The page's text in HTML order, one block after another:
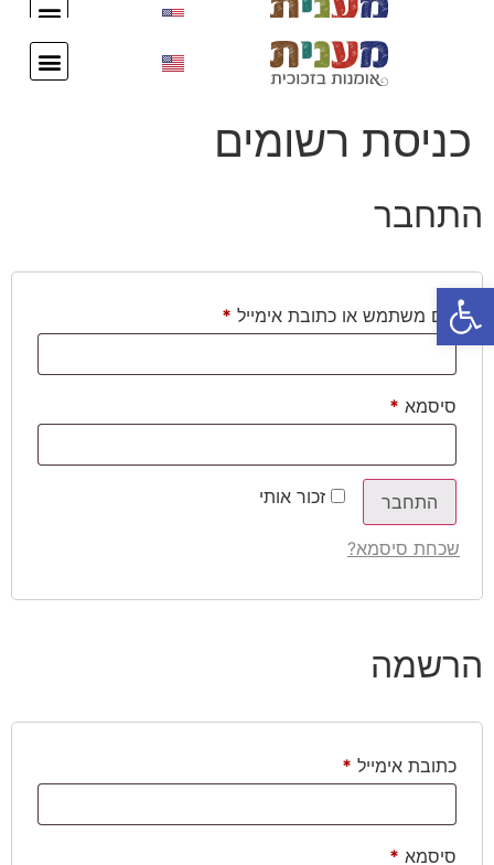
כניסת רשומים
התחבר
שם משתמש או כתובת אימייל *
סיסמא *
זכור אותי התחבר
שכחת סיסמא?
הרשמה
כתובת אימייל *
סיסמא *
פתח סרגל נגישות